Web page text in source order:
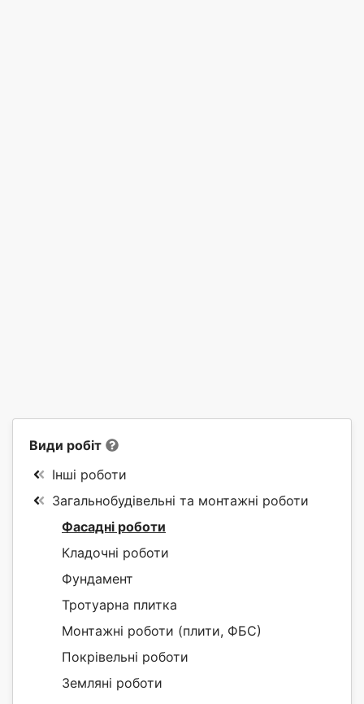
Види робіт
Інші роботи
Загальнобудівельні та монтажні роботи
Фасадні роботи
Кладочні роботи
Фундамент
Тротуарна плитка
Монтажні роботи (плити, ФБС)
Покрівельні роботи
Земляні роботи